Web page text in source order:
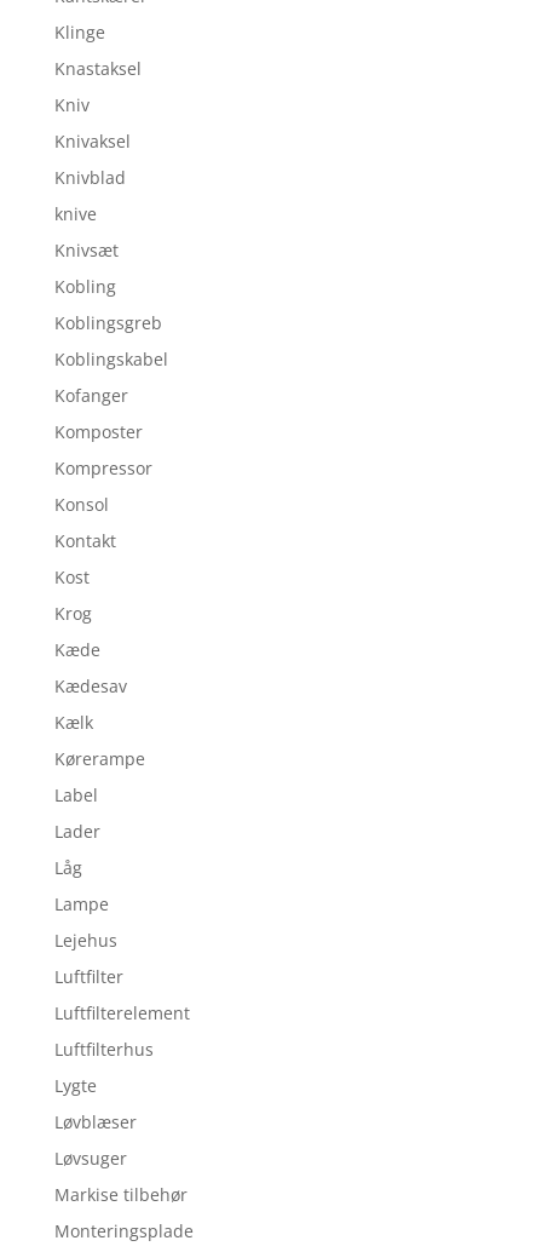
Klinge
Knastaksel
Kniv
Knivaksel
Knivblad
knive
Knivsæt
Kobling
Koblingsgreb
Koblingskabel
Kofanger
Komposter
Kompressor
Konsol
Kontakt
Kost
Krog
Kæde
Kædesav
Kælk
Kørerampe
Label
Lader
Låg
Lampe
Lejehus
Luftfilter
Luftfilterelement
Luftfilterhus
Lygte
Løvblæser
Løvsuger
Markise tilbehør
Monteringsplade